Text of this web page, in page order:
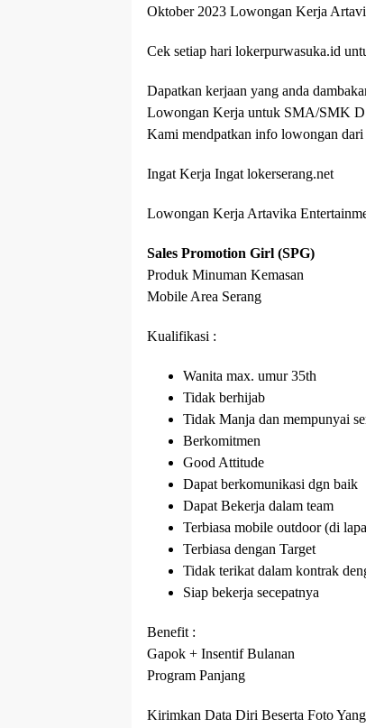
Oktober 2023 Lowongan Kerja
Cek setiap hari lokerpurwasuka.id
Dapatkan kerjaan yang anda
Lowongan Kerja untuk SMA/SMK
Kami mendpatkan info lowongan
Ingat Kerja Ingat lokerserang.net
Lowongan Kerja Artavika
Sales Promotion Girl (SPG)
Produk Minuman Kemasan
Mobile Area Serang
Kualifikasi :
Wanita max. umur 35th
Tidak berhijab
Tidak Manja dan mempunyai
Berkomitmen
Good Attitude
Dapat berkomunikasi dgn baik
Dapat Bekerja dalam team
Terbiasa mobile outdoor (di
Terbiasa dengan Target
Tidak terikat dalam kontrak
Siap bekerja secepatnya
Benefit :
Gapok + Insentif Bulanan
Program Panjang
Kirimkan Data Diri Beserta Foto